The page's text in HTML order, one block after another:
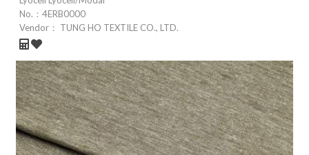
No.： 4ERB0000
Vendor：
TUNG HO TEXTILE CO., LTD.